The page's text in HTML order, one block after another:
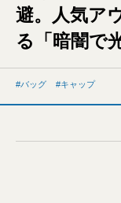
避。人気ア
る「暗闇で
バッグ キャップ